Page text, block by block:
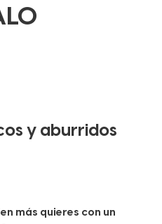
y aburridos
más quieres con un